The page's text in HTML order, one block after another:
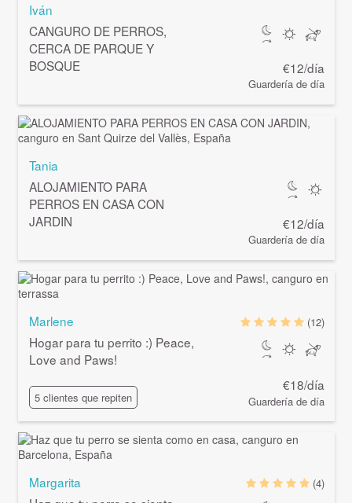
Iván
CANGURO DE PERROS,
CERCA DE PARQUE Y
BOSQUE
€12/día
Guardería de día
Tania
ALOJAMIENTO PARA
PERROS EN CASA CON
JARDIN
€12/día
Guardería de día
Marlene
Hogar para tu perrito :) Peace,
Love and Paws!
5 clientes que repiten
(12)
€18/día
Guardería de día
Margarita
(4)